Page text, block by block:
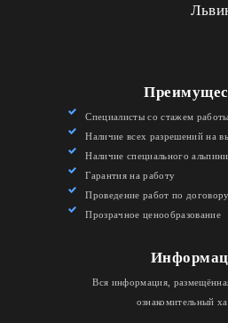
Специалисты со стажем
Наличие всех разрешений на
Наличие специального
Гарантия на работу
Проведение работ по договору
Прозрачное ценообразование
Вся информация,
ознакомительный